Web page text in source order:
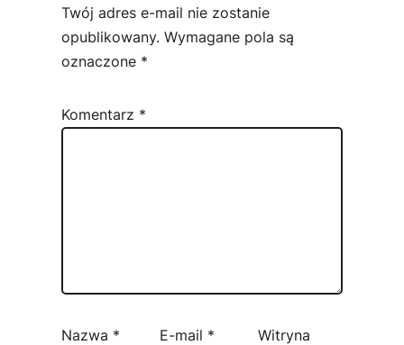
Twój adres e-mail nie zostanie
opublikowany. Wymagane pola są
oznaczone *
Komentarz *
Nazwa * E-mail *
Witryna